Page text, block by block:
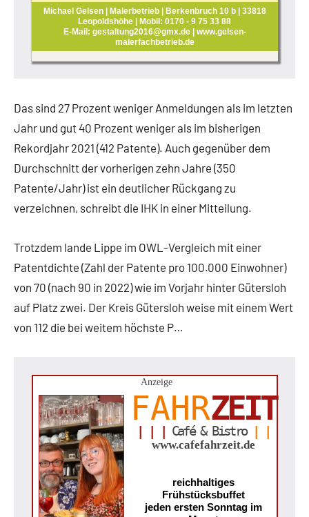
Michael Gelsen | Malerbetrieb | Berkenbruch 10 b | 33818
Leopoldshöhe | Mobil: 0170 - 9 75 33 88
E-Mail: gestaltung2016@gmx.de | www.gelsen-
malerfachbetrieb.de
Das sind 27 Prozent weniger Anmeldungen als im letzten
Jahr und gut 40 Prozent weniger als im bisherigen
Rekordjahr 2021 (412 Patente). Auch gegenüber dem
Durchschnitt der vorherigen zehn Jahre (350
Patente/Jahr) ist ein deutlicher Rückgang zu
verzeichnen, schreibt die IHK in einer Mitteilung.
Trotzdem lande Lippe im OWL-Vergleich mit einer
Patentdichte (Zahl der Patente pro 100.000 Einwohner)
von 70 (nach 90 in 2022) wie im Vorjahr hinter Gütersloh
auf Platz zwei. Der Kreis Gütersloh weise mit einem Wert
von 112 die bei weitem höchste P…
Anzeige
FAHRZEIT
| | | Café & Bistro| |
www.cafefahrzeit.de
reichhaltiges
Frühstücksbuffet
jeden ersten Sonntag im